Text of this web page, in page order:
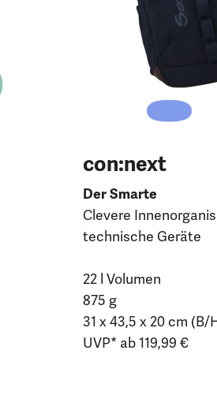
con:next
Der Smarte
Clevere
technische Geräte
22 l Volumen
875 g
31 x 43,5 x 20 cm (B/
UVP* ab 119,99 €